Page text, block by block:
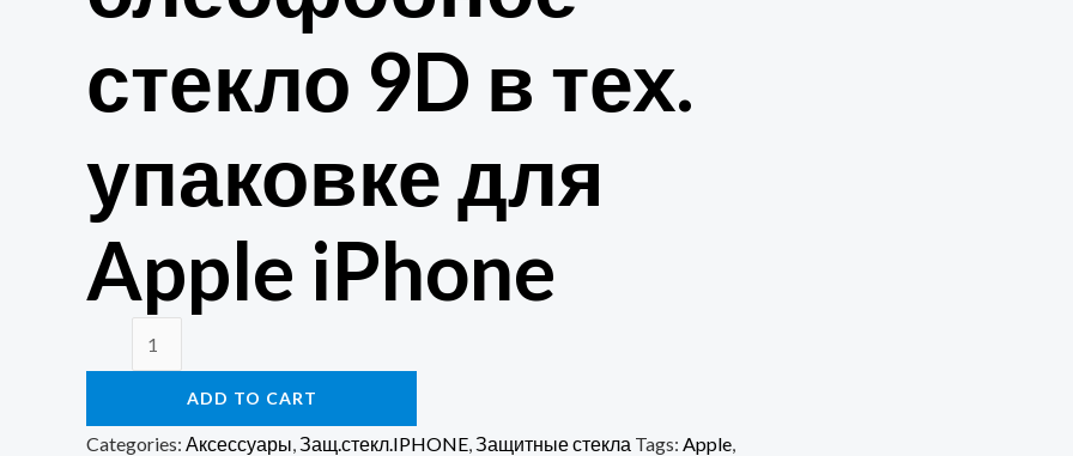
стекло 9D в тех.
упаковке для
Apple iPhone
Защитное
стекло
в
ADD TO CART
Categories: Аксессуары,Защ.стекл.IPHONE,Защитные стекла Tags: Apple,